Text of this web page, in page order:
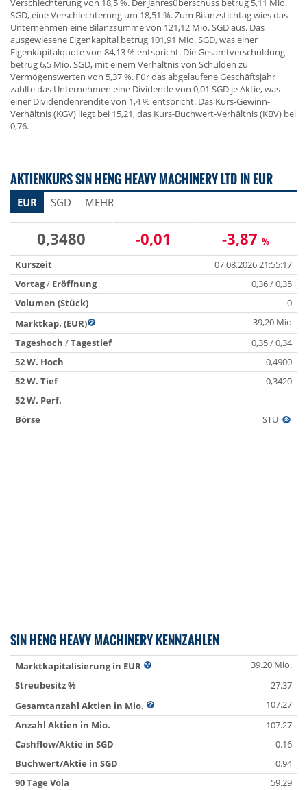
Verschlechterung von 18,5 %. Der Jahresüberschuss betrug 5,11 Mio.
SGD, eine Verschlechterung um 18,51 %. Zum Bilanzstichtag wies das
Unternehmen eine Bilanzsumme von 121,12 Mio. SGD aus. Das
ausgewiesene Eigenkapital betrug 101,91 Mio. SGD, was einer
Eigenkapitalquote von 84,13 % entspricht. Die Gesamtverschuldung
betrug 6,5 Mio. SGD, mit einem Verhältnis von Schulden zu
Vermögenswerten von 5,37 %. Für das abgelaufene Geschäftsjahr
zahlte das Unternehmen eine Dividende von 0,01 SGD je Aktie, was
einer Dividendenrendite von 1,4 % entspricht. Das Kurs-Gewinn-
Verhältnis (KGV) liegt bei 15,21, das Kurs-Buchwert-Verhältnis (KBV) bei
0,76.
AKTIENKURS SIN HENG HEAVY MACHINERY LTD IN EUR
EUR SGD MEHR
0,3480 -0,01 -3,87 %
Kurszeit
07.08.2026 21:55:17
Vortag/ Eröffnung
0,36 / 0,35
Volumen (Stück)
0
Marktkap. (EUR)
39,20 Mio
Tageshoch /Tagestief
0,35 / 0,34
52 W. Hoch
0,4900
52 W. Tief
0,3420
52 W. Perf.
Börse
STU
SIN HENG HEAVY MACHINERY KENNZAHLEN
Marktkapitalisierung in EUR
39.20 Mio.
Streubesitz %
27.37
Gesamtanzahl Aktien in Mio.
107.27
Anzahl Aktien in Mio.
107.27
Cashflow/Aktie in SGD
0.16
Buchwert/Aktie in SGD
0.94
90 Tage Vola
59.29